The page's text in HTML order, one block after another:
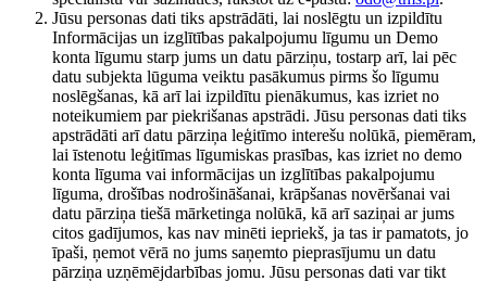
Jūsu personas dati tiks apstrādāti, lai noslēgtu un izpildītu
Informācijas un izglītības pakalpojumu līgumu un Demo
konta līgumu starp jums un datu pārziņu, tostarp arī, lai pēc
datu subjekta lūguma veiktu pasākumus pirms šo līgumu
noslēgšanas, kā arī lai izpildītu pienākumus, kas izriet no
noteikumiem par piekrišanas apstrādi. Jūsu personas dati tiks
apstrādāti arī datu pārziņa leģitīmo interešu nolūkā, piemēram,
lai īstenotu leģitīmas līgumiskas prasības, kas izriet no demo
konta līguma vai informācijas un izglītības pakalpojumu
līguma, drošības nodrošināšanai, krāpšanas novēršanai vai
datu pārziņa tiešā mārketinga nolūkā, kā arī saziņai ar jums
citos gadījumos, kas nav minēti iepriekš, ja tas ir pamatots, jo
īpaši, ņemot vērā no jums saņemto pieprasījumu un datu
pārziņa uzņēmējdarbības jomu. Jūsu personas dati var tikt